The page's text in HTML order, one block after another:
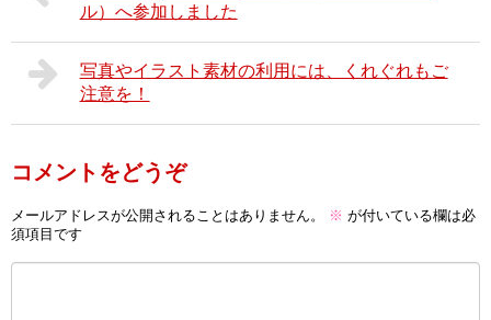
ル）へ参加しました
写真やイラスト素材の利用には、くれぐれもご
注意を！
コメントをどうぞ
メールアドレスが公開されることはありません。 ※ が付いている欄は必
須項目です